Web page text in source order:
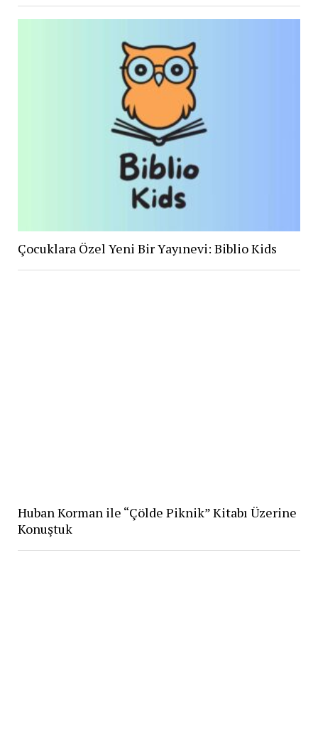
Çocuklara Özel Yeni Bir Yayınevi: Biblio Kids
Huban Korman ile “Çölde Piknik” Kitabı Üzerine
Konuştuk